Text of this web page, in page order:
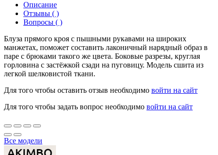
Описание
Отзывы ( )
Вопросы ( )
Блуза прямого кроя с пышными рукавами на широких
манжетах, поможет составить лаконичный нарядный образ в
паре с брюками такого же цвета. Боковые разрезы, круглая
горловина с застёжкой сзади на пуговицу. Модель сшита из
легкой шелковистой ткани.
Для того чтобы оставить отзыв необходимо войти на сайт
Для того чтобы задать вопрос необходимо войти на сайт
Все модели